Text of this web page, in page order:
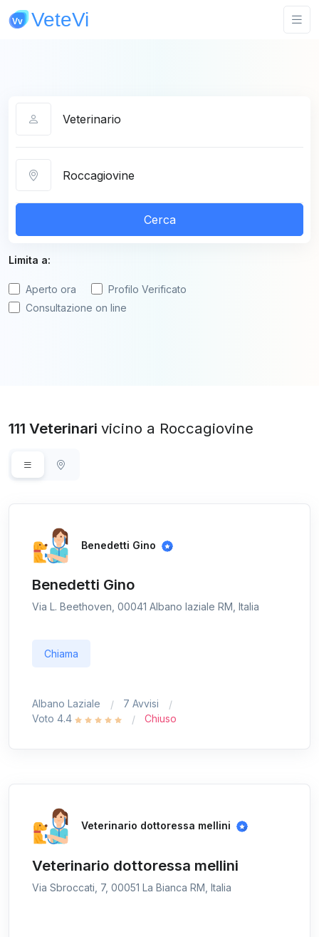
Cerca
Limita a:
Aperto ora
Profilo Verificato
Consultazione on line
111 Veterinari vicino a Roccagiovine
Benedetti Gino
Benedetti Gino
Via L. Beethoven, 00041 Albano laziale RM, Italia
Chiama
Albano Laziale
7 Avvisi
Voto 4.4
Chiuso
Veterinario dottoressa mellini
Veterinario dottoressa mellini
Via Sbroccati, 7, 00051 La Bianca RM, Italia